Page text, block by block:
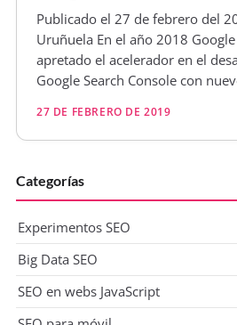
Publicado el 27 de febrero del
Uruñuela En el año 2018
apretado el acelerador en el
Google Search Console con
menos de momento, otras
entrar en cada novedad o cada
27 DE FEBRERO DE 2019
Categorías
Experimentos SEO
Big Data SEO
SEO en webs JavaScript